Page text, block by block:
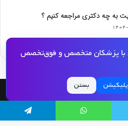
به چه دکتری مراجعه کنیم ؟
۲۷
با پزشکان متخصص و فوق‌تخصص
بستن
حقوق مادی و معنوی این مجله و کلیه خدمات آن محفوظ و متعلق
سایت تنها با ذکر منبع و لینک به این سایت مجاز
واتس آپ تلگرام